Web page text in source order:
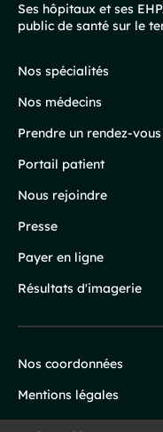
Pied
de
page
Ses hôpitaux et ses
public de santé sur le
Nos spécialités
Nos médecins
Prendre un rendez-vous
Portail patient
Nous rejoindre
Presse
Payer en ligne
Résultats d'imagerie
Infos
Nos coordonnées
Mentions légales